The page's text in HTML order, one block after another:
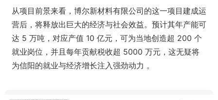
从项目前景来看，博尔新材料有限公司的这一项目建成运
营后，将释放出巨大的经济与社会效益。预计其年产能可
达 5 万吨，对应产值 10 亿元，可为当地创造超 200 个
就业岗位，并且每年贡献税收超 5000 万元，这无疑将
为信阳的就业与经济增长注入强劲动力 。